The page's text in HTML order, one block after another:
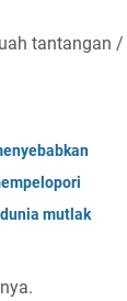
tantangan
mutlak